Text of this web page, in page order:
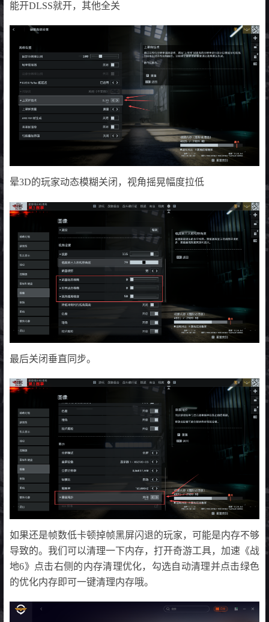
能开DLSS就开，其他全关
晕3D的玩家动态模糊关闭，视角摇晃幅度拉低
最后关闭垂直同步。
如果还是帧数低卡顿掉帧黑屏闪退的玩家，可能是内存不够
导致的。我们可以清理一下内存，打开奇游工具，加速《战
地6》点击右侧的内存清理优化，勾选自动清理并点击绿色
的优化内存即可一键清理内存哦。